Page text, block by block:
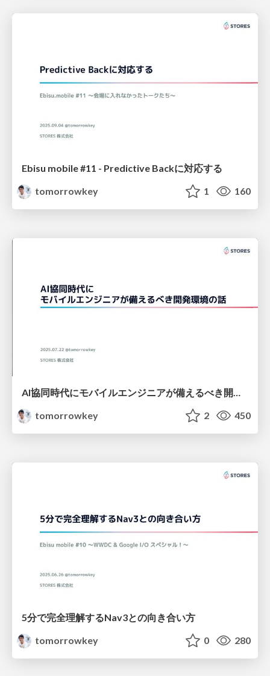
Ebisu mobile #11 - Predictive Backに対応する
tomorrowkey
1 160
AI協同時代にモバイルエンジニアが備えるべき開発環境の話
tomorrowkey
2 450
5分で完全理解するNav3との向き合い方
tomorrowkey
0 280